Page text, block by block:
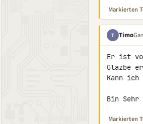
Markierten
T Timo
Er ist
Glazbe
Kann
Bin
Markierten